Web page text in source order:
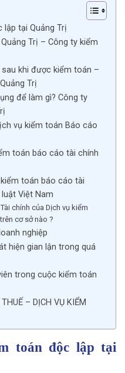
tại Quảng Trị
Trị – Công ty kiểm
khi được kiểm toán –
Trị
để làm gì? Công ty
vụ kiểm toán Báo cáo
toán báo cáo tài chính
toán báo cáo tài
Việt Nam
chính của Dịch vụ kiểm
cơ sở nào ?
nghiệp
hiện gian lận trong quá
trong cuộc kiểm toán
– DỊCH VỤ KIỂM
toán độc lập tại